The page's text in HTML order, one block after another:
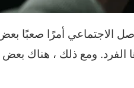
الاجتماعي أمرًا صعبًا
الفرد. ومع ذلك ، هناك